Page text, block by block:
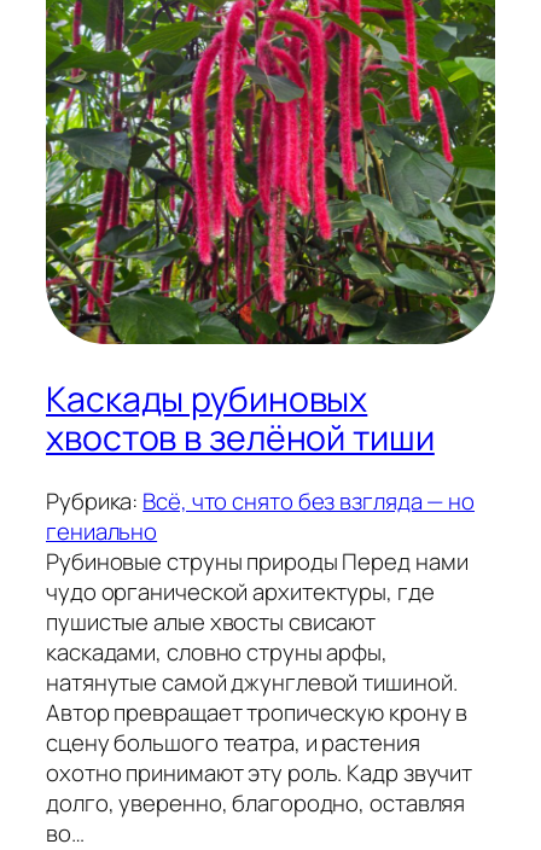
Каскады рубиновых
хвостов в зелёной тиши
Рубрика: Всё, что снято без взгляда — но
гениально
Рубиновые струны природы Перед нами
чудо органической архитектуры, где
пушистые алые хвосты свисают
каскадами, словно струны арфы,
натянутые самой джунглевой тишиной.
Автор превращает тропическую крону в
сцену большого театра, и растения
охотно принимают эту роль. Кадр звучит
долго, уверенно, благородно, оставляя
во…